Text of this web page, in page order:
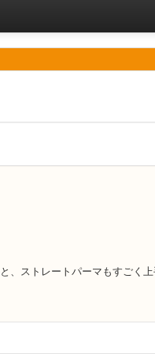
、ストレートパーマもすごく